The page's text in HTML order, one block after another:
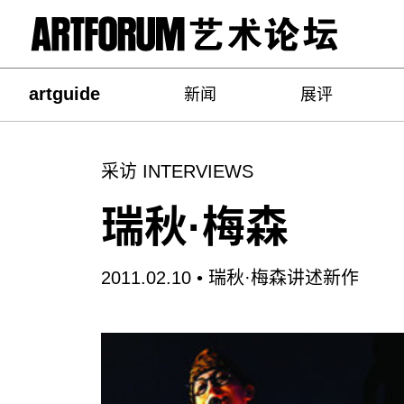
artguide 新闻 展评
采访 INTERVIEWS
瑞秋·梅森
2011.02.10 • 瑞秋·梅森讲述新作